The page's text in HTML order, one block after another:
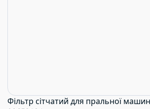
Фільтр сітчатий для пральної